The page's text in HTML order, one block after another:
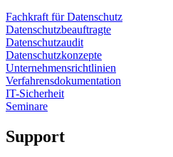
Fachkraft für Datenschutz
Datenschutzbeauftragte
Datenschutzaudit
Datenschutzkonzepte
Unternehmensrichtlinien
Verfahrensdokumentation
IT-Sicherheit
Seminare
Support